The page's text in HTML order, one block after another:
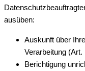
ausüben:
Auskunft über
Verarbeitung
Berichtigung